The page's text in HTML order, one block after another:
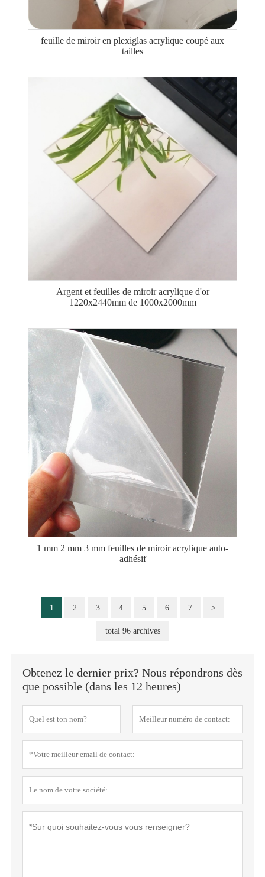
feuille de miroir en plexiglas acrylique coupé aux
tailles
Argent et feuilles de miroir acrylique d'or
1220x2440mm de 1000x2000mm
1 mm 2 mm 3 mm feuilles de miroir acrylique auto-
adhésif
1 2 3 4 5 6 7 >
total 96 archives
Obtenez le dernier prix? Nous répondrons dès
que possible (dans les 12 heures)